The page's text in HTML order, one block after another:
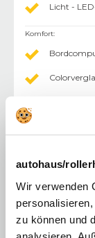
autohaus/
Wir verwenden
zu können und
Licht -
Komfort: